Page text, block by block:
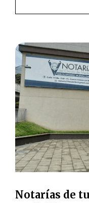
Notarías de